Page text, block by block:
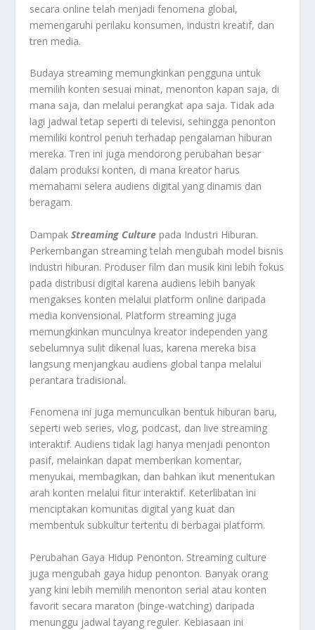
secara online telah menjadi fenomena global,
memengaruhi perilaku konsumen, industri kreatif, dan
tren media.
Budaya streaming memungkinkan pengguna untuk
memilih konten sesuai minat, menonton kapan saja, di
mana saja, dan melalui perangkat apa saja. Tidak ada
lagi jadwal tetap seperti di televisi, sehingga penonton
memiliki kontrol penuh terhadap pengalaman hiburan
mereka. Tren ini juga mendorong perubahan besar
dalam produksi konten, di mana kreator harus
memahami selera audiens digital yang dinamis dan
beragam.
DampakStreaming Culture pada Industri Hiburan.
Perkembangan streaming telah mengubah model bisnis
industri hiburan. Produser film dan musik kini lebih fokus
pada distribusi digital karena audiens lebih banyak
mengakses konten melalui platform online daripada
media konvensional. Platform streaming juga
memungkinkan munculnya kreator independen yang
sebelumnya sulit dikenal luas, karena mereka bisa
langsung menjangkau audiens global tanpa melalui
perantara tradisional.
Fenomena ini juga memunculkan bentuk hiburan baru,
seperti web series, vlog, podcast, dan live streaming
interaktif. Audiens tidak lagi hanya menjadi penonton
pasif, melainkan dapat memberikan komentar,
menyukai, membagikan, dan bahkan ikut menentukan
arah konten melalui fitur interaktif. Keterlibatan ini
menciptakan komunitas digital yang kuat dan
membentuk subkultur tertentu di berbagai platform.
Perubahan Gaya Hidup Penonton. Streaming culture
juga mengubah gaya hidup penonton. Banyak orang
yang kini lebih memilih menonton serial atau konten
favorit secara maraton (binge-watching) daripada
menunggu jadwal tayang reguler. Kebiasaan ini